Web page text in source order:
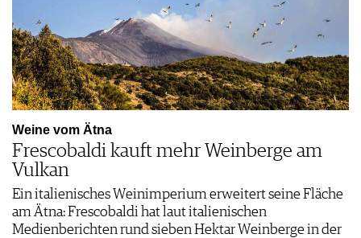
Weine vom Ätna
Frescobaldi kauft mehr Weinberge am
Vulkan
Ein italienisches Weinimperium erweitert seine Fläche
am Ätna: Frescobaldi hat laut italienischen
Medienberichten rund sieben Hektar Weinberge in der